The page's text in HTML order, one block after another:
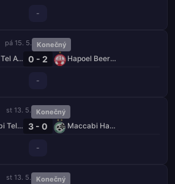
-
pá 15. 5. Konečný
Hapoel Tel Aviv 0 - 2 Hapoel Beer Ševa
-
st 13. 5. Konečný
Maccabi Tel Aviv 3 - 0 Maccabi Haifa
-
st 13. 5. Konečný